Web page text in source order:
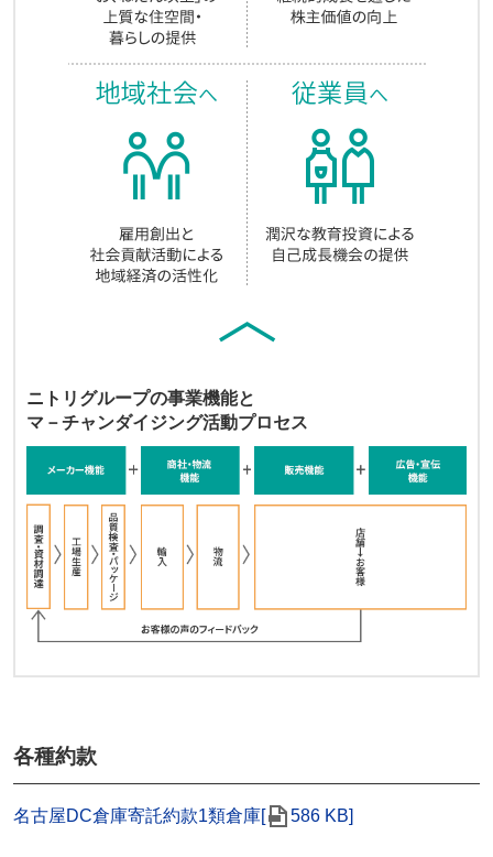
ニトリグループの事業機能と
マ－チャンダイジング活動プロセス
各種約款
名古屋DC倉庫寄託約款1類倉庫[ 586 KB]